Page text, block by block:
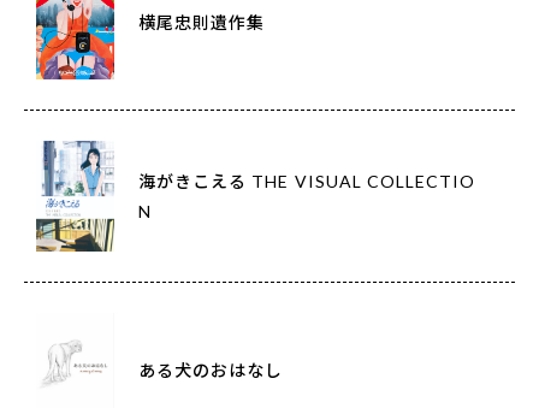
横尾忠則遺作集
海がきこえる THE VISUAL COLLECTIO
N
ある犬のおはなし